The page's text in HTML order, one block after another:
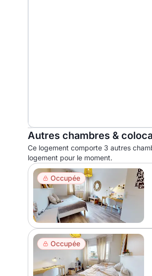
Autres chambres &
Ce logement comporte 3 autres
logement pour le moment.
Occupée
Occupée